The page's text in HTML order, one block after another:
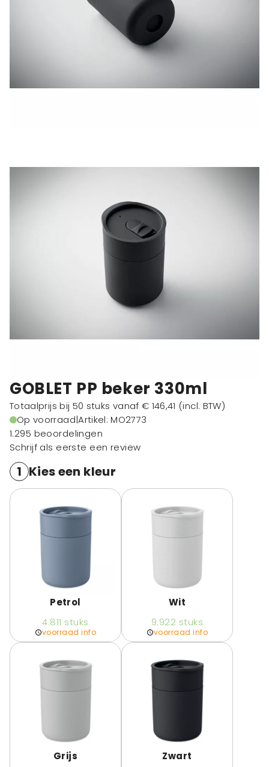
GOBLET PP beker 330ml
Totaalprijs bij 50 stuks vanaf € 146,41 (incl. BTW)
Op voorraad|Artikel: MO2773
1.295 beoordelingen
Schrijf als eerste een review
1 Kies een kleur
Petrol
4.811 stuks
voorraad info
Wit
9.922 stuks
voorraad info
Grijs Zwart